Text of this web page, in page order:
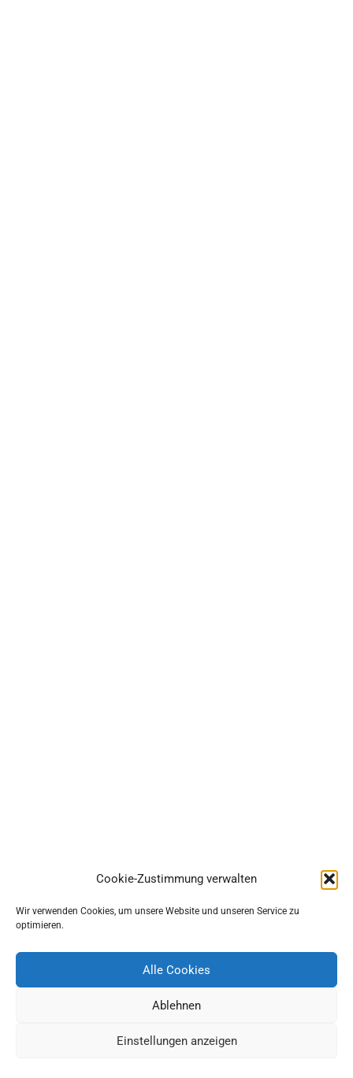
Cookie-Zustimmung verwalten
Wir verwenden Cookies, um unsere Website und unseren Service zu
optimieren.
Alle Cookies
Ablehnen
Einstellungen anzeigen